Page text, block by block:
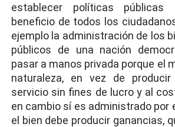
establecer políticas
beneficio de todos los
ejemplo la administración de los
públicos de una nación
pasar a manos privada porque el
naturaleza, en vez de
servicio sin fines de lucro y al
en cambio sí es administrado por
el bien debe producir ganancias,